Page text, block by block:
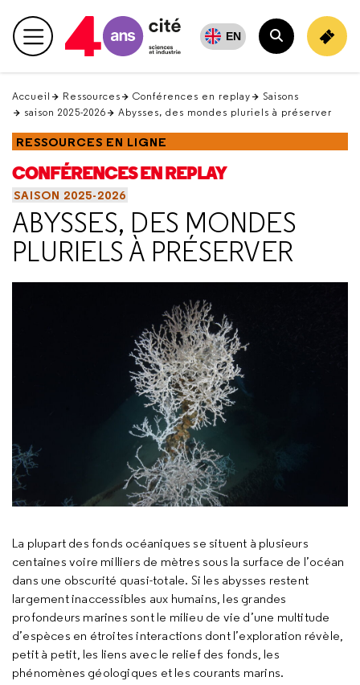
en
haut Menu principal EN
Rechercher
Accueil Ressources Conférences en replay
Saisons
saison 2025-2026
Abysses, des mondes pluriels à préserver
RESSOURCES EN LIGNE
CONFÉRENCES EN REPLAY
SAISON 2025-2026
ABYSSES, DES MONDES
PLURIELS À PRÉSERVER
La plupart des fonds océaniques se situent à plusieurs
centaines voire milliers de mètres sous la surface de l’océan
dans une obscurité quasi-totale. Si les abysses restent
largement inaccessibles aux humains, les grandes
profondeurs marines sont le milieu de vie d’une multitude
d’espèces en étroites interactions dont l’exploration révèle,
petit à petit, les liens avec le relief des fonds, les
phénomènes géologiques et les courants marins.